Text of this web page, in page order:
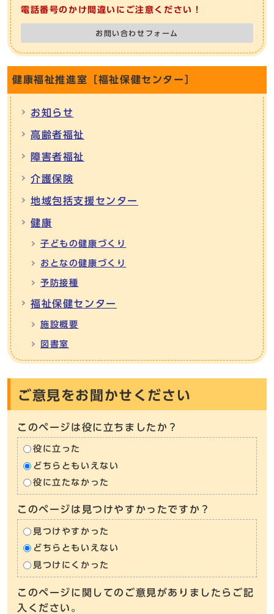
電話番号のかけ間違いにご注意ください！
お問い合わせフォーム
健康福祉推進室［福祉保健センター］
お知らせ
高齢者福祉
障害者福祉
介護保険
地域包括支援センター
健康
子どもの健康づくり
おとなの健康づくり
予防接種
福祉保健センター
施設概要
図書室
ご意見をお聞かせください
このページは役に立ちましたか？
役に立った
どちらともいえない
役に立たなかった
このページは見つけやすかったですか？
見つけやすかった
どちらともいえない
見つけにくかった
このページに関してのご意見がありましたらご記
入ください。